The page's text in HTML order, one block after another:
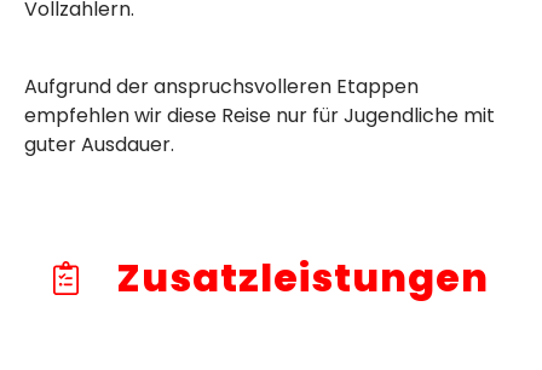
Vollzahlern.
Aufgrund der anspruchsvolleren Etappen
empfehlen wir diese Reise nur für Jugendliche mit
guter Ausdauer.
Zusatzleistungen